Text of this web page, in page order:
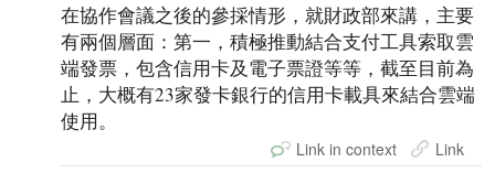
在協作會議之後的參採情形，就財政部來講，主要
有兩個層面：第一，積極推動結合支付工具索取雲
端發票，包含信用卡及電子票證等等，截至目前為
止，大概有23家發卡銀行的信用卡載具來結合雲端
使用。
Link in context Link